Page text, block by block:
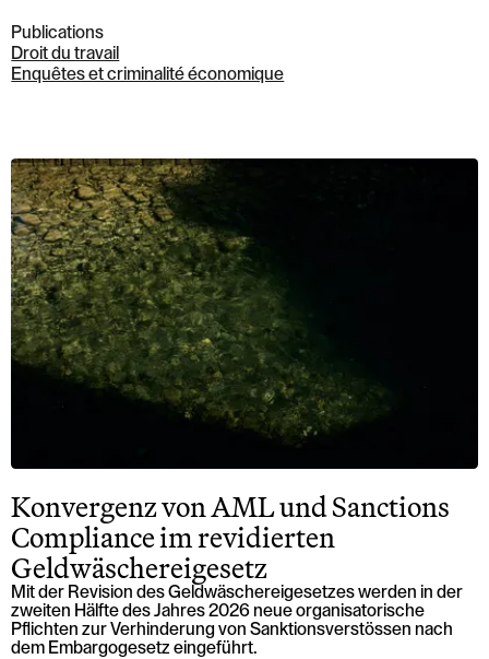
Publications
Droit du travail
Enquêtes et criminalité économique
Konvergenz von AML und Sanctions
Compliance im revidierten
Geldwäschereigesetz
Mit der Revision des Geldwäschereigesetzes werden in der
zweiten Hälfte des Jahres 2026 neue organisatorische
Pflichten zur Verhinderung von Sanktionsverstössen nach
dem Embargogesetz eingeführt.